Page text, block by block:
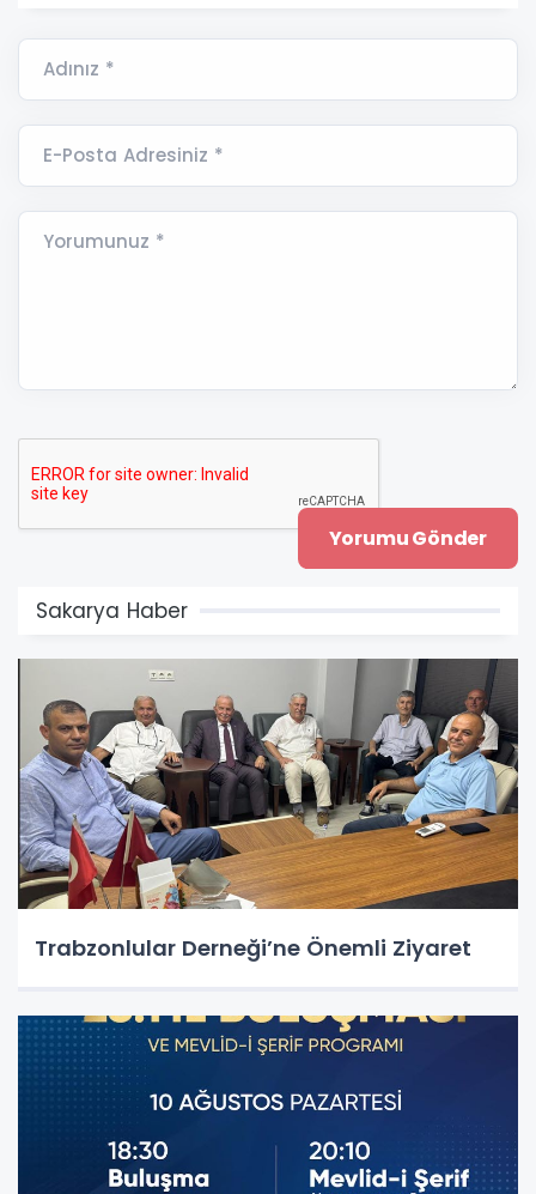
Adınız *
E-Posta Adresiniz *
Yorumunuz *
Sakarya Haber
Trabzonlular Derneği’ne Önemli Ziyaret